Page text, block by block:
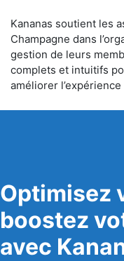
Kananas soutient les
Champagne dans
gestion de leurs
complets et intuitifs
améliorer
Optimisez
boostez
avec